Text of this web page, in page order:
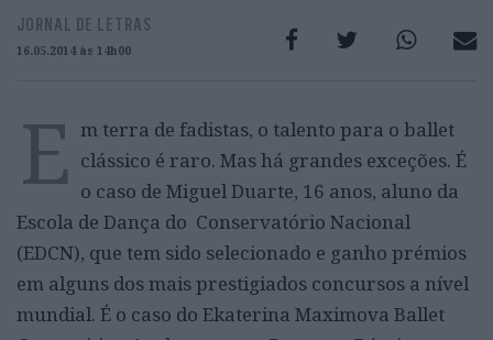
JORNAL DE LETRAS
16.05.2014 às 14h00
E m terra de fadistas, o talento para o ballet
clássico é raro. Mas há grandes exceções. É
o caso de Miguel Duarte, 16 anos, aluno da
Escola de Dança do Conservatório Nacional
(EDCN), que tem sido selecionado e ganho prémios
em alguns dos mais prestigiados concursos a nível
mundial. É o caso do Ekaterina Maximova Ballet